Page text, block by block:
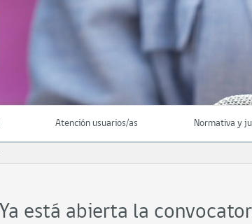
Atención usuarios/as Normativa y
Ya está abierta la